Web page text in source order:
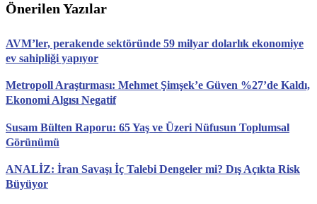
Önerilen Yazılar
AVM’ler, perakende sektöründe 59 milyar dolarlık ekonomiye
ev sahipliği yapıyor
Metropoll Araştırması: Mehmet Şimşek’e Güven %27’de Kaldı,
Ekonomi Algısı Negatif
Susam Bülten Raporu: 65 Yaş ve Üzeri Nüfusun Toplumsal
Görünümü
ANALİZ: İran Savaşı İç Talebi Dengeler mi? Dış Açıkta Risk
Büyüyor